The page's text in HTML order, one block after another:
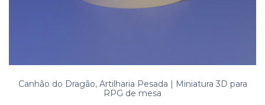
Canhão do Dragão, Artilharia Pesada | Miniatura 3D para
RPG de mesa